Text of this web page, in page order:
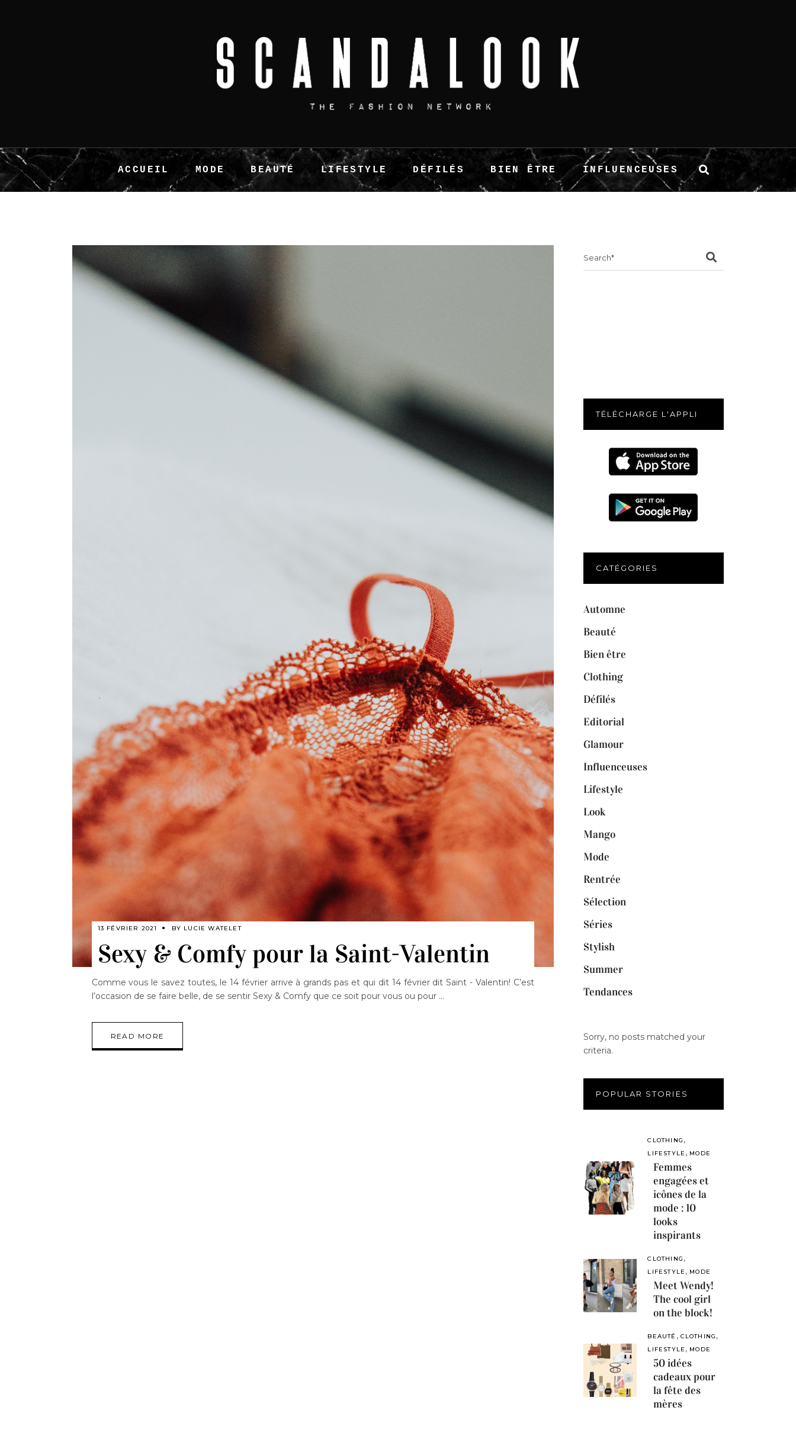
ACCUEIL MODE BEAUTÉ LIFESTYLE DÉFILÉS BIEN ÊTRE INFLUENCEUSES
13 FÉVRIER 2021 BY LUCIE WATELET
Sexy & Comfy pour la Saint-Valentin
Comme vous le savez toutes, le 14 février arrive à grands pas et qui dit 14 février dit Saint - Valentin! C’est
l’occasion de se faire belle, de se sentir Sexy & Comfy que ce soit pour vous ou pour
READ MORE
TÉLÉCHARGE L'APPLI
CATÉGORIES
Automne
Beauté
Bien être
Clothing
Défilés
Editorial
Glamour
Influenceuses
Lifestyle
Look
Mango
Mode
Rentrée
Sélection
Séries
Stylish
Summer
Tendances
Sorry, no posts matched your
criteria.
POPULAR STORIES
CLOTHING ,
LIFESTYLE , MODE
Femmes
engagées et
icônes de la
mode : 10
looks
inspirants
CLOTHING ,
LIFESTYLE , MODE
Meet Wendy!
The cool girl
on the block!
BEAUTÉ , CLOTHING ,
LIFESTYLE , MODE
50 idées
cadeaux pour
la fête des
mères